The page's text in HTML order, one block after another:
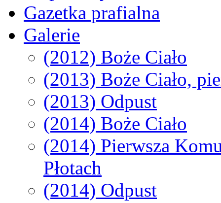
Gazetka prafialna
Galerie
(2012) Boże Ciało
(2013) Boże Ciało,
(2013) Odpust
(2014) Boże Ciało
(2014) Pierwsza
Płotach
(2014) Odpust